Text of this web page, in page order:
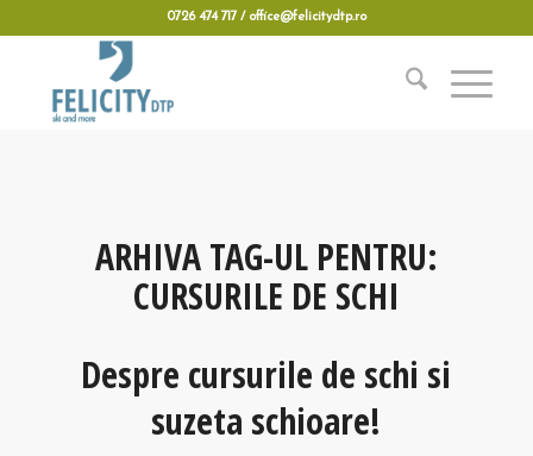
0726 474 717 / office@felicitydtp.ro
ARHIVA TAG-UL PENTRU:
CURSURILE DE SCHI
Despre cursurile de schi si
suzeta schioare!